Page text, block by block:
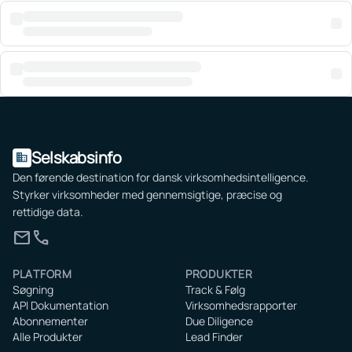
domain Selskabsinfo
Den førende destination for dansk virksomhedsintelligence.
Styrker virksomheder med gennemsigtige, præcise og
rettidige data.
mailcall
PLATFORM
Søgning
API Dokumentation
Abonnementer
Alle Produkter
PRODUKTER
Track & Følg
Virksomhedsrapporter
Due Diligence
Lead Finder